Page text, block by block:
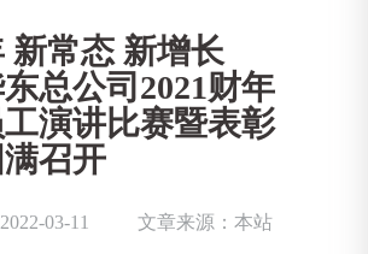
新常态 新增长
总公司2021财年
演讲比赛暨表彰
召开
03-11 文章来源：本站